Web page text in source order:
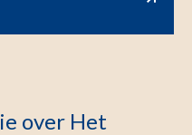
over Het